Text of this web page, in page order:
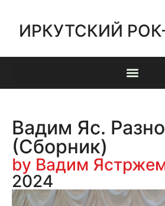
ИРКУТСКИЙ
Вадим Яс.
(Сборник)
by Вадим
2024